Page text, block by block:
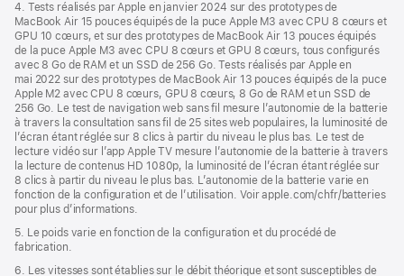
4. Tests réalisés par Apple en janvier 2024 sur des prototypes de
MacBook Air 15 pouces équipés de la puce Apple M3 avec CPU 8 cœurs et
GPU 10 cœurs, et sur des prototypes de MacBook Air 13 pouces équipés
de la puce Apple M3 avec CPU 8 cœurs et GPU 8 cœurs, tous configurés
avec 8 Go de RAM et un SSD de 256 Go. Tests réalisés par Apple en
mai 2022 sur des prototypes de MacBook Air 13 pouces équipés de la puce
Apple M2 avec CPU 8 cœurs, GPU 8 cœurs, 8 Go de RAM et un SSD de
256 Go. Le test de navigation web sans fil mesure l’autonomie de la batterie
à travers la consultation sans fil de 25 sites web populaires, la luminosité de
l’écran étant réglée sur 8 clics à partir du niveau le plus bas. Le test de
lecture vidéo sur l’app Apple TV mesure l’autonomie de la batterie à travers
la lecture de contenus HD 1080p, la luminosité de l’écran étant réglée sur
8 clics à partir du niveau le plus bas. L’autonomie de la batterie varie en
fonction de la configuration et de l’utilisation. Voir apple.com/chfr/batteries
pour plus d’informations.
5. Le poids varie en fonction de la configuration et du procédé de
fabrication.
6. Les vitesses sont établies sur le débit théorique et sont susceptibles de